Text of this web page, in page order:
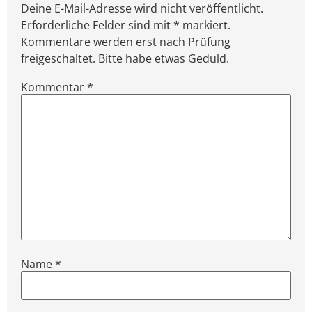
Deine E-Mail-Adresse wird nicht veröffentlicht.
Erforderliche Felder sind mit * markiert.
Kommentare werden erst nach Prüfung
freigeschaltet. Bitte habe etwas Geduld.
Kommentar*
Name*